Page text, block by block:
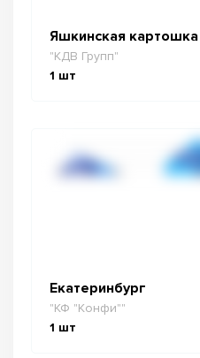
Яшкинская картошка
"КДВ Групп"
1 шт
Екатеринбург
"КФ "Конфи""
1 шт